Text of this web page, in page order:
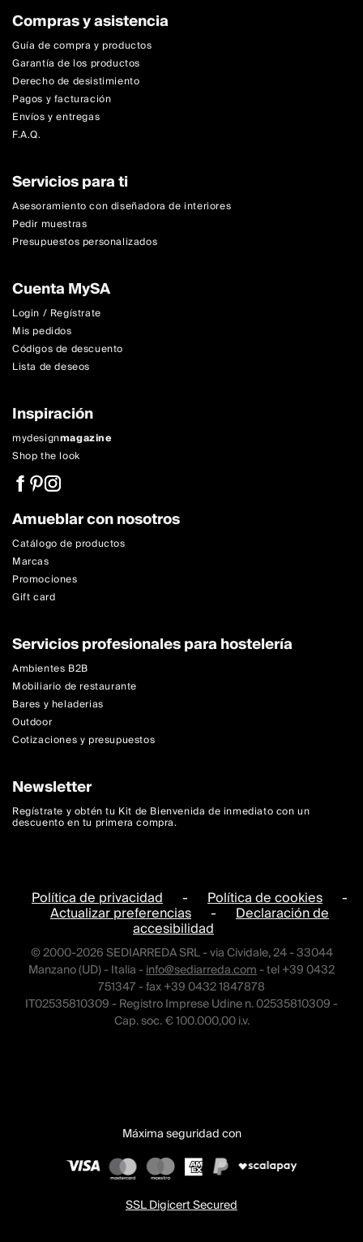
Compras y asistencia
Guía de compra y productos
Garantía de los productos
Derecho de desistimiento
Pagos y facturación
Envíos y entregas
F.A.Q.
Servicios para ti
Asesoramiento con diseñadora de interiores
Pedir muestras
Presupuestos personalizados
Cuenta MySA
Login / Regístrate
Mis pedidos
Códigos de descuento
Lista de deseos
Inspiración
mydesignmagazine
Shop the look
Amueblar con nosotros
Catálogo de productos
Marcas
Promociones
Gift card
Servicios profesionales para hostelería
Ambientes B2B
Mobiliario de restaurante
Bares y heladerias
Outdoor
Cotizaciones y presupuestos
Newsletter
Regístrate y obtén tu Kit de Bienvenida de inmediato con un
descuento en tu primera compra.
Política de privacidad - Política de cookies -
Actualizar preferencias - Declaración de
accesibilidad
© 2000-2026 SEDIARREDA SRL - via Cividale, 24 - 33044
Manzano (UD) - Italia -info@sediarreda.com- tel +39 0432
751347 - fax +39 0432 1847878
IT02535810309 - Registro Imprese Udine n. 02535810309 -
Cap. soc. € 100.000,00 i.v.
Máxima seguridad con
SSL Digicert Secured